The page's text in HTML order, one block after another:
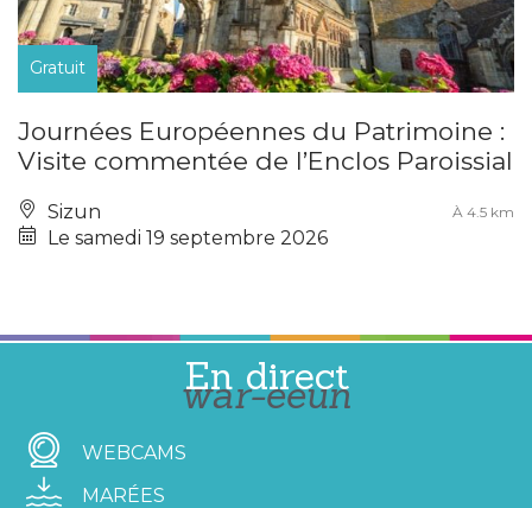
Gratuit
Journées Européennes du Patrimoine :
Visite commentée de l’Enclos Paroissial
Sizun À 4.5 km
Le samedi 19 septembre 2026
En direct
war-eeun
WEBCAMS
MARÉES